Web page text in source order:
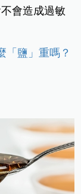
會造成過敏
「鹽」重嗎？